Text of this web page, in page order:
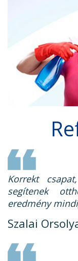
Korrekt
segítenek
eredmény
Szalai